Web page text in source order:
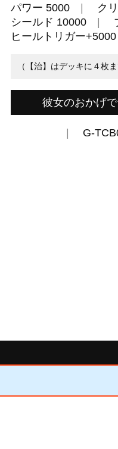
パワー 5000
ク
シールド 10000
ヒールトリガー+5000
（【治】はデッキに４枚
彼女のおかげ
G-